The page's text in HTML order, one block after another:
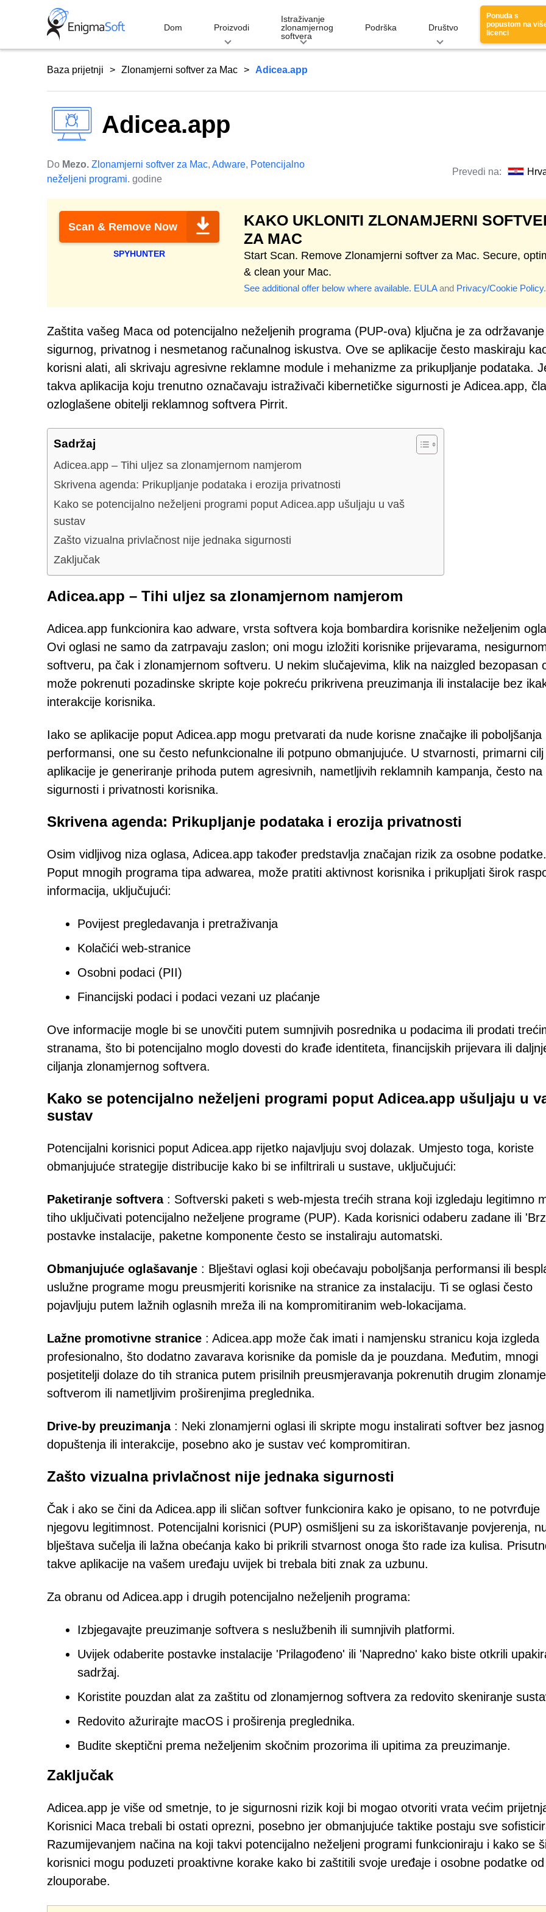
Dom Proizvodi
Istraživanje
zlonamjernog
softvera
Podrška Društvo
Ponuda s
popustom na
licenci
Baza prijetnji Zlonamjerni softver za Mac Adicea.app
Adicea.app
Do Mezo. Zlonamjerni softver za Mac, Adware, Potencijalno
neželjeni programi. godine
Prevedi na:
Scan & Remove Now
SPYHUNTER
KAKO UKLONITI ZLONAMJERNI
ZA MAC
Start Scan. Remove Zlonamjerni softver za Mac. Secure,
& clean your Mac.
See additional offer below where available. EULAand Privacy/Cookie Policy.
Zaštita vašeg Maca od potencijalno neželjenih programa (PUP-ova) ključna je za održavanje
sigurnog, privatnog i nesmetanog računalnog iskustva. Ove se aplikacije često maskiraju
korisni alati, ali skrivaju agresivne reklamne module i mehanizme za prikupljanje podataka.
takva aplikacija koju trenutno označavaju istraživači kibernetičke sigurnosti je Adicea.app,
ozloglašene obitelji reklamnog softvera Pirrit.
Sadržaj
Adicea.app – Tihi uljez sa zlonamjernom namjerom
Skrivena agenda: Prikupljanje podataka i erozija privatnosti
Kako se potencijalno neželjeni programi poput Adicea.app ušuljaju u vaš
sustav
Zašto vizualna privlačnost nije jednaka sigurnosti
Zaključak
Adicea.app – Tihi uljez sa zlonamjernom namjerom
Adicea.app funkcionira kao adware, vrsta softvera koja bombardira korisnike neželjenim
Ovi oglasi ne samo da zatrpavaju zaslon; oni mogu izložiti korisnike prijevarama,
softveru, pa čak i zlonamjernom softveru. U nekim slučajevima, klik na naizgled bezopasan
može pokrenuti pozadinske skripte koje pokreću prikrivena preuzimanja ili instalacije bez
interakcije korisnika.
Iako se aplikacije poput Adicea.app mogu pretvarati da nude korisne značajke ili poboljšanja
performansi, one su često nefunkcionalne ili potpuno obmanjujuće. U stvarnosti, primarni cilj
aplikacije je generiranje prihoda putem agresivnih, nametljivih reklamnih kampanja, često na
sigurnosti i privatnosti korisnika.
Skrivena agenda: Prikupljanje podataka i erozija privatnosti
Osim vidljivog niza oglasa, Adicea.app također predstavlja značajan rizik za osobne podatke.
Poput mnogih programa tipa adwarea, može pratiti aktivnost korisnika i prikupljati širok
informacija, uključujući:
Povijest pregledavanja i pretraživanja
Kolačići web-stranice
Osobni podaci (PII)
Financijski podaci i podaci vezani uz plaćanje
Ove informacije mogle bi se unovčiti putem sumnjivih posrednika u podacima ili prodati
stranama, što bi potencijalno moglo dovesti do krađe identiteta, financijskih prijevara ili
ciljanja zlonamjernog softvera.
Kako se potencijalno neželjeni programi poput Adicea.app ušuljaju u
sustav
Potencijalni korisnici poput Adicea.app rijetko najavljuju svoj dolazak. Umjesto toga, koriste
obmanjujuće strategije distribucije kako bi se infiltrirali u sustave, uključujući:
Paketiranje softvera: Softverski paketi s web-mjesta trećih strana koji izgledaju legitimno
tiho uključivati potencijalno neželjene programe (PUP). Kada korisnici odaberu zadane ili
postavke instalacije, paketne komponente često se instaliraju automatski.
Obmanjujuće oglašavanje : Blještavi oglasi koji obećavaju poboljšanja performansi ili
uslužne programe mogu preusmjeriti korisnike na stranice za instalaciju. Ti se oglasi često
pojavljuju putem lažnih oglasnih mreža ili na kompromitiranim web-lokacijama.
Lažne promotivne stranice : Adicea.app može čak imati i namjensku stranicu koja izgleda
profesionalno, što dodatno zavarava korisnike da pomisle da je pouzdana. Međutim, mnogi
posjetitelji dolaze do tih stranica putem prisilnih preusmjeravanja pokrenutih drugim
softverom ili nametljivim proširenjima preglednika.
Drive-by preuzimanja: Neki zlonamjerni oglasi ili skripte mogu instalirati softver bez jasnog
dopuštenja ili interakcije, posebno ako je sustav već kompromitiran.
Zašto vizualna privlačnost nije jednaka sigurnosti
Čak i ako se čini da Adicea.app ili sličan softver funkcionira kako je opisano, to ne potvrđuje
njegovu legitimnost. Potencijalni korisnici (PUP) osmišljeni su za iskorištavanje povjerenja,
blještava sučelja ili lažna obećanja kako bi prikrili stvarnost onoga što rade iza kulisa.
takve aplikacije na vašem uređaju uvijek bi trebala biti znak za uzbunu.
Za obranu od Adicea.app i drugih potencijalno neželjenih programa:
Izbjegavajte preuzimanje softvera s neslužbenih ili sumnjivih platformi.
Uvijek odaberite postavke instalacije 'Prilagođeno' ili 'Napredno' kako biste otkrili
sadržaj.
Koristite pouzdan alat za zaštitu od zlonamjernog softvera za redovito skeniranje
Redovito ažurirajte macOS i proširenja preglednika.
Budite skeptični prema neželjenim skočnim prozorima ili upitima za preuzimanje.
Zaključak
Adicea.app je više od smetnje, to je sigurnosni rizik koji bi mogao otvoriti vrata većim
Korisnici Maca trebali bi ostati oprezni, posebno jer obmanjujuće taktike postaju sve
Razumijevanjem načina na koji takvi potencijalno neželjeni programi funkcioniraju i kako se
korisnici mogu poduzeti proaktivne korake kako bi zaštitili svoje uređaje i osobne podatke od
zlouporabe.